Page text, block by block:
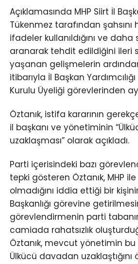
Açıklamasında MHP Siirt İl
Tükenmez tarafından
ifadeler kullanıldığını ve
aranarak tehdit edildiğini ileri
yaşanan gelişmelerin
itibarıyla İl Başkan
Kurulu Üyeliği görevlerinden
Öztanık, istifa kararının
il başkanı ve yönetiminin
uzaklaşması” olarak açıkladı.
Parti içerisindeki bazı
tepki gösteren Öztanık, MHP
olmadığını iddia ettiği bir
Başkanlığı görevine
görevlendirmenin parti
camiada rahatsızlık
Öztanık, mevcut yönetimin
Ülkücü davadan uzaklaştığını